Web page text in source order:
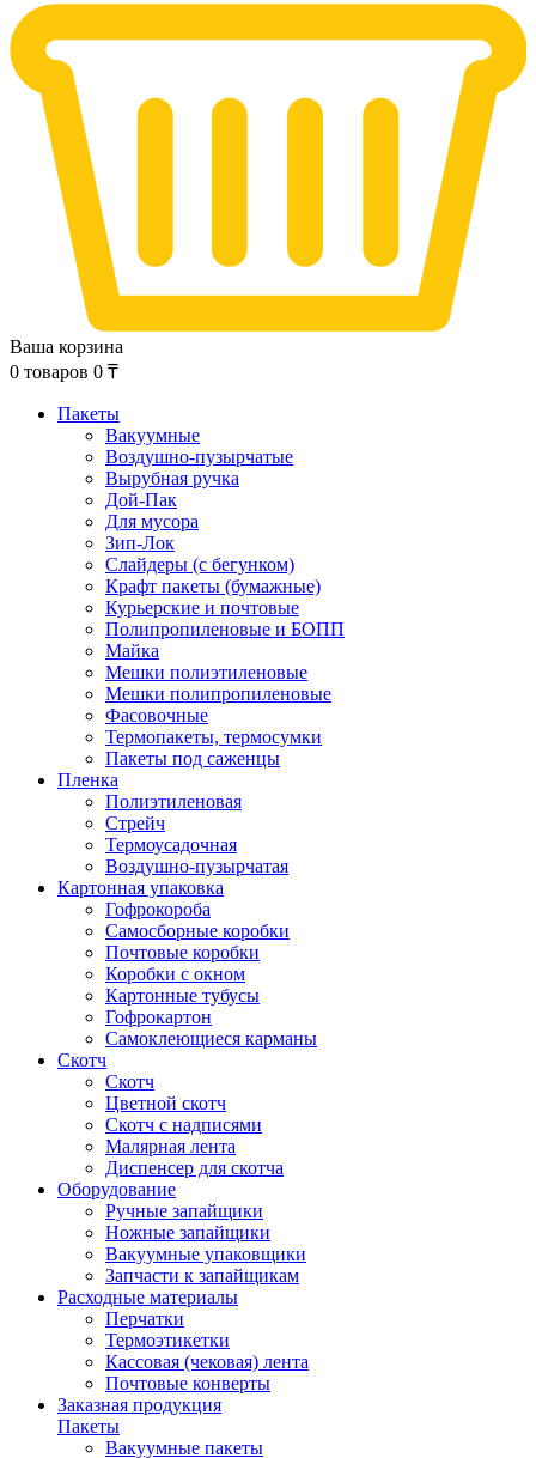
Ваша корзина
0 товаров 0 ₸
Пакеты
Вакуумные
Воздушно-пузырчатые
Вырубная ручка
Дой-Пак
Для мусора
Зип-Лок
Слайдеры (с бегунком)
Крафт пакеты (бумажные)
Курьерские и почтовые
Полипропиленовые и БОПП
Майка
Мешки полиэтиленовые
Мешки полипропиленовые
Фасовочные
Термопакеты, термосумки
Пакеты под саженцы
Пленка
Полиэтиленовая
Стрейч
Термоусадочная
Воздушно-пузырчатая
Картонная упаковка
Гофрокороба
Самосборные коробки
Почтовые коробки
Коробки с окном
Картонные тубусы
Гофрокартон
Самоклеющиеся карманы
Скотч
Скотч
Цветной скотч
Скотч с надписями
Малярная лента
Диспенсер для скотча
Оборудование
Ручные запайщики
Ножные запайщики
Вакуумные упаковщики
Запчасти к запайщикам
Расходные материалы
Перчатки
Термоэтикетки
Кассовая (чековая) лента
Почтовые конверты
Заказная продукция
Пакеты
Вакуумные пакеты